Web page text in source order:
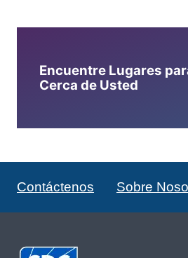
Encuentre Lugares
Cerca de Usted
Contáctenos Sobre